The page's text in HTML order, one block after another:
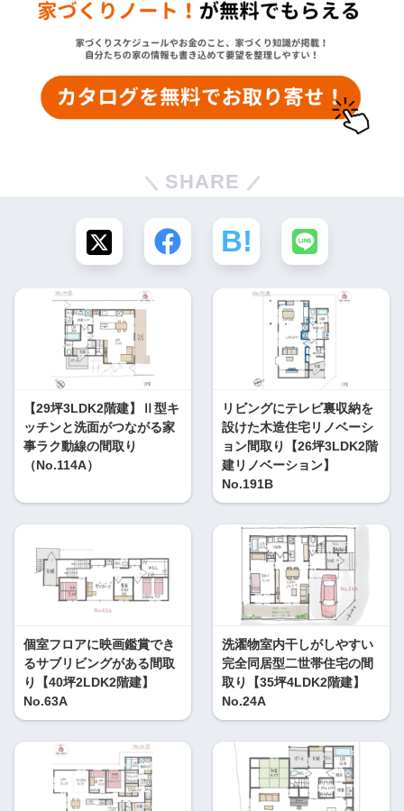
SHARE
【29坪3LDK2階建】Ⅱ型キ
ッチンと洗面がつながる家
事ラク動線の間取り
（No.114A）
リビングにテレビ裏収納を
設けた木造住宅リノベーシ
ョン間取り【26坪3LDK2階
建リノベーション】
No.191B
個室フロアに映画鑑賞でき
るサブリビングがある間取
り【40坪2LDK2階建】
No.63A
洗濯物室内干しがしやすい
完全同居型二世帯住宅の間
取り【35坪4LDK2階建】
No.24A